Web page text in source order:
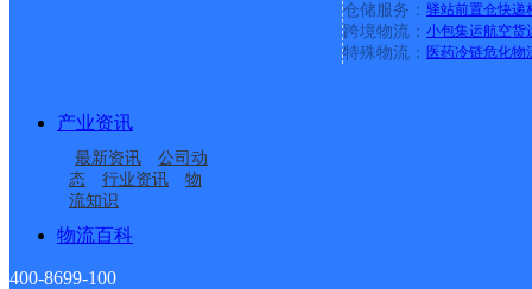
仓储服务： 驿站前置仓快递
跨境物流： 小包集运航空货
特殊物流： 医药冷链危化物
产业资讯
最新资讯
公司动
态
行业资讯
物
流知识
物流百科
400-8699-100
中国邮政集团有限公司新疆维吾尔自治区叶城县
河北南和县公司
河北南和公司
南和县三思乡合作点
ID1594
南和县郝桥镇合作点